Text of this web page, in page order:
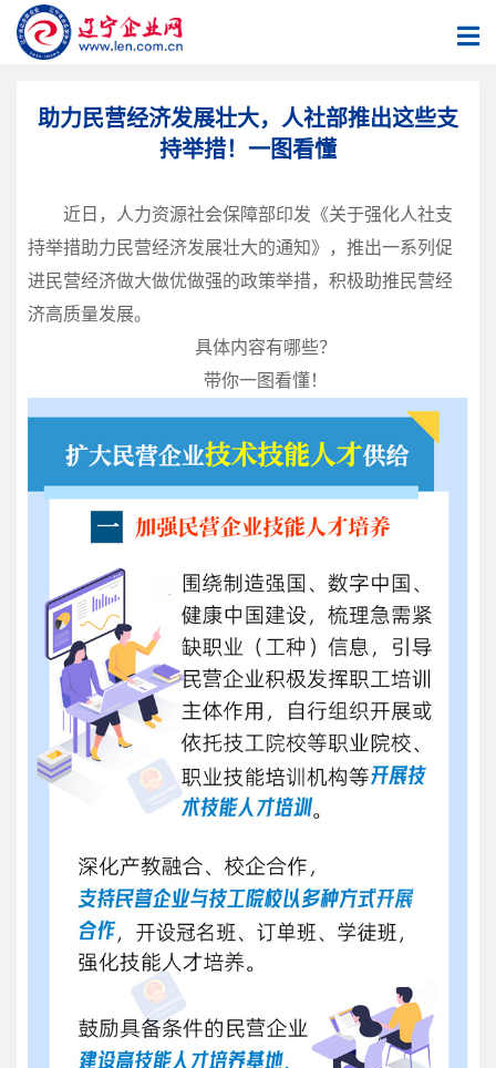
助力民营经济发展壮大，人社部推出这些支
持举措！一图看懂
近日，人力资源社会保障部印发《关于强化人社支
持举措助力民营经济发展壮大的通知》，推出一系列促
进民营经济做大做优做强的政策举措，积极助推民营经
济高质量发展。
具体内容有哪些？
带你一图看懂！